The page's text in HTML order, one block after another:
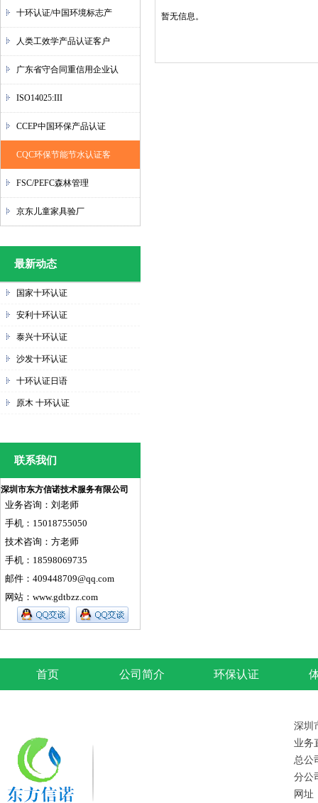
十环认证/中国环境标志产
人类工效学产品认证客户
广东省守合同重信用企业认
ISO14025:III
CCEP中国环保产品认证
CQC环保节能节水认证客
FSC/PEFC森林管理
京东儿童家具验厂
最新动态
国家十环认证
安利十环认证
泰兴十环认证
沙发十环认证
十环认证日语
原木 十环认证
联系我们
深圳市东方信诺技术服务有限公司
业务咨询：刘老师
手机：15018755050
技术咨询：方老师
手机：18598069735
邮件：409448709@qq.com
网站： www.gdtbzz.com
暂无信息。
首页 公司简介 环保认证
深圳
业务
总公
分公
网址